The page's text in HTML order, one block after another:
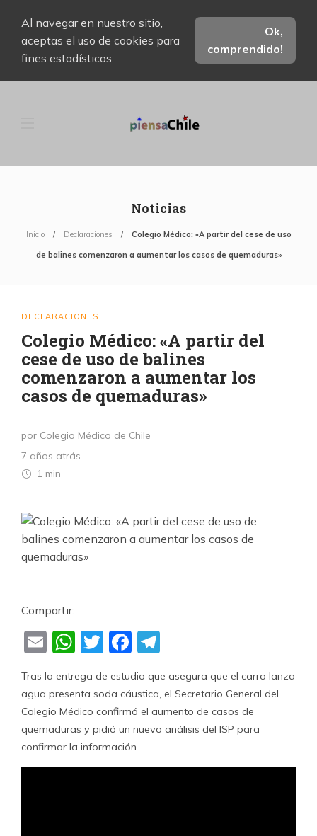
Al navegar en nuestro sitio,
aceptas el uso de cookies para
fines estadísticos.
Ok,
comprendido!
Noticias
Inicio Declaraciones Colegio Médico: «A partir del cese de uso
de balines comenzaron a aumentar los casos de quemaduras»
DECLARACIONES
Colegio Médico: «A partir del
cese de uso de balines
comenzaron a aumentar los
casos de quemaduras»
por Colegio Médico de Chile
7 años atrás
1 min
Compartir:
EmailWhatsApp
TwitterFacebook
Tras la entrega de estudio que asegura que el carro lanza
agua presenta soda cáustica, el Secretario General del
Colegio Médico confirmó el aumento de casos de
quemaduras y pidió un nuevo análisis del ISP para
confirmar la información.